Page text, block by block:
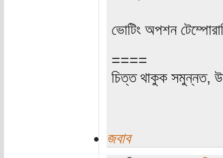
ভোটিং অপশন
====
চিত্ত থাকুক সমুন্নত,
জবাব